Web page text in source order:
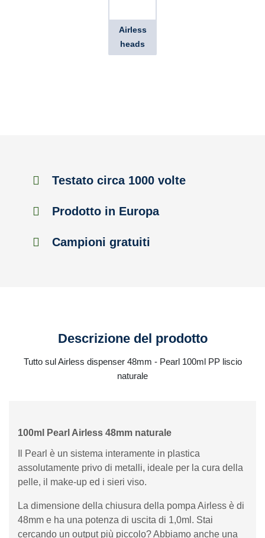
Airless
heads
Testato circa 1000 volte
Prodotto in Europa
Campioni gratuiti
Descrizione del prodotto
Tutto sul Airless dispenser 48mm - Pearl 100ml PP liscio
naturale
100ml Pearl Airless 48mm naturale
Il Pearl è un sistema interamente in plastica
assolutamente privo di metalli, ideale per la cura della
pelle, il make-up ed i sieri viso.
La dimensione della chiusura della pompa Airless è di
48mm e ha una potenza di uscita di 1,0ml. Stai
cercando un output più piccolo? Abbiamo anche una